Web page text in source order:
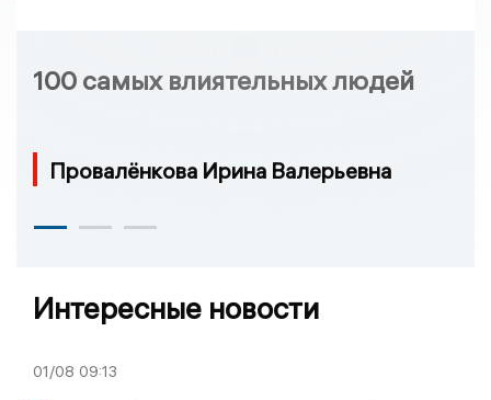
100 самых влиятельных людей
Провалёнкова Ирина Валерьевна
Интересные новости
01/08 09:13